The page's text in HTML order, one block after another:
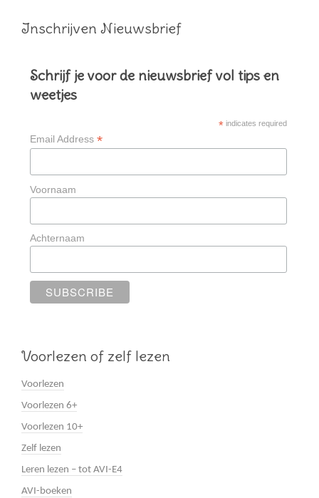
Inschrijven Nieuwsbrief
Schrijf je voor de nieuwsbrief vol tips en
weetjes
*indicates required
Email Address *
Voornaam
Achternaam
Voorlezen of zelf lezen
Voorlezen
Voorlezen 6+
Voorlezen 10+
Zelf lezen
Leren lezen – tot AVI-E4
AVI-boeken